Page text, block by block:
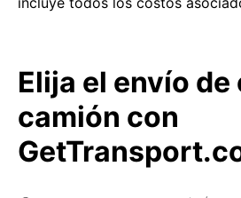
Elija el envío de
camión con